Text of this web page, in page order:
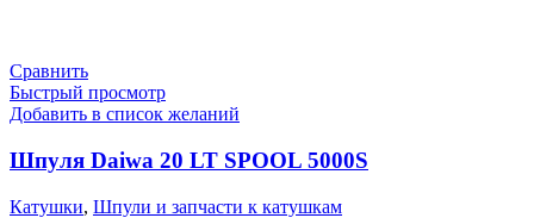
Сравнить
Быстрый просмотр
Добавить в список желаний
Шпуля Daiwa 20 LT SPOOL 5000S
Катушки, Шпули и запчасти к катушкам